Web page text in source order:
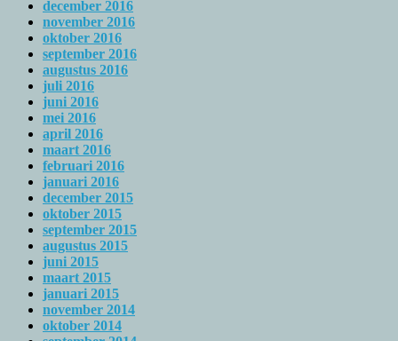
december 2016
november 2016
oktober 2016
september 2016
augustus 2016
juli 2016
juni 2016
mei 2016
april 2016
maart 2016
februari 2016
januari 2016
december 2015
oktober 2015
september 2015
augustus 2015
juni 2015
maart 2015
januari 2015
november 2014
oktober 2014